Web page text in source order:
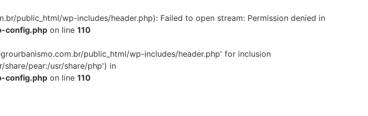
public_html/wp-includes/header.php): Failed to open stream: Permission denied in
config.php on line 110
public_html/wp-includes/header.php' for inclusion
pear:/usr/share/php') in
config.php on line 110